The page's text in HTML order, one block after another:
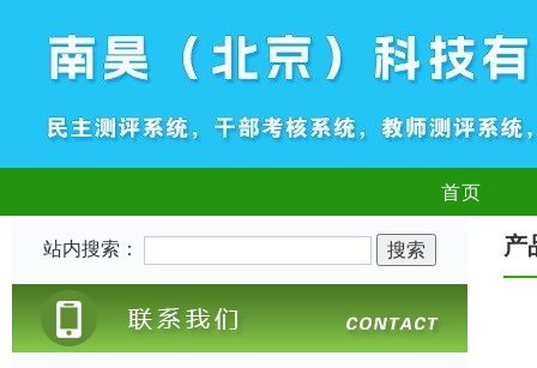
首页
站内搜索： 产